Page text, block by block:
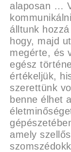
alaposan …
álltunk
hogy, majd
megérte, és
egész
értékeljük,
szerettünk
benne élhet
amely